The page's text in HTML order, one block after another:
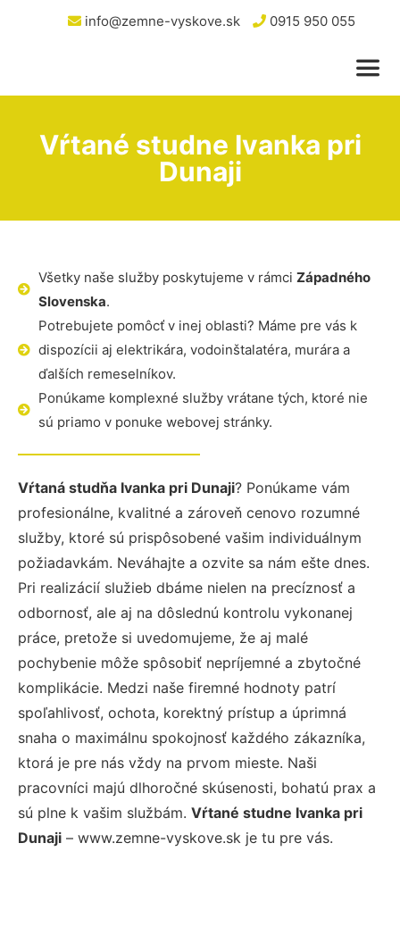
info@zemne-vyskove.sk 0915 950 055
Vŕtané studne Ivanka pri
Dunaji
Všetky naše služby poskytujeme v rámci Západného
Slovenska.
Potrebujete pomôcť v inej oblasti? Máme pre vás k
dispozícii aj elektrikára, vodoinštalatéra, murára a
ďalších remeselníkov.
Ponúkame komplexné služby vrátane tých, ktoré nie
sú priamo v ponuke webovej stránky.
Vŕtaná studňa Ivanka pri Dunaji? Ponúkame vám
profesionálne, kvalitné a zároveň cenovo rozumné
služby, ktoré sú prispôsobené vašim individuálnym
požiadavkám. Neváhajte a ozvite sa nám ešte dnes.
Pri realizácií služieb dbáme nielen na precíznosť a
odbornosť, ale aj na dôslednú kontrolu vykonanej
práce, pretože si uvedomujeme, že aj malé
pochybenie môže spôsobiť nepríjemné a zbytočné
komplikácie. Medzi naše firemné hodnoty patrí
spoľahlivosť, ochota, korektný prístup a úprimná
snaha o maximálnu spokojnosť každého zákazníka,
ktorá je pre nás vždy na prvom mieste. Naši
pracovníci majú dlhoročné skúsenosti, bohatú prax a
sú plne k vašim službám. Vŕtané studne Ivanka pri
Dunaji – www.zemne-vyskove.sk je tu pre vás.